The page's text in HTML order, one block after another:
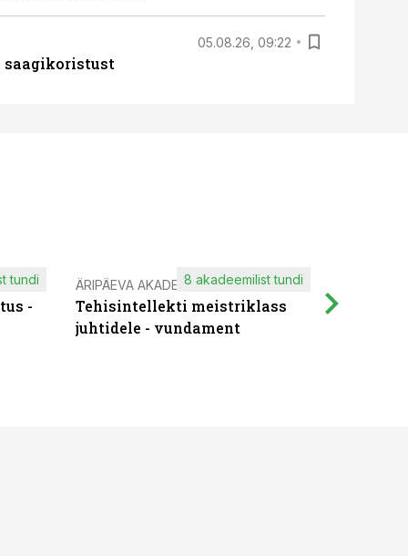
05.08.26, 09:22
saagikoristust
-
tundi ÄRIPÄEVA AKADEEMIA
Tehisintellekti meistriklass
juhtidele - vundament
8 akadeemilist tundi